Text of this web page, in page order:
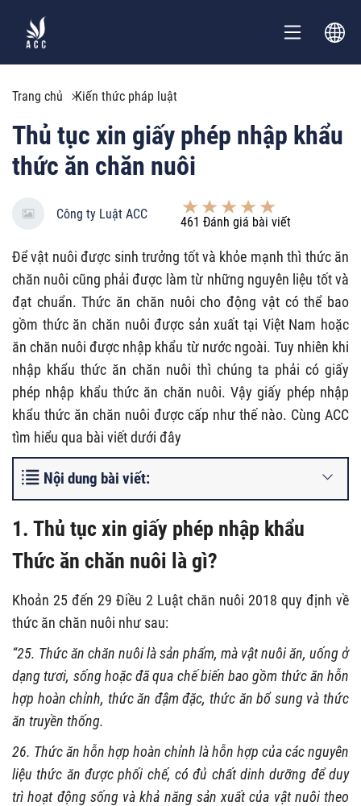
Trang chủ Kiến thức pháp luật
Thủ tục xin giấy phép nhập khẩu
thức ăn chăn nuôi
Công ty Luật ACC
461 Đánh giá bài viết
Để vật nuôi được sinh trưởng tốt và khỏe mạnh thì thức ăn
chăn nuôi cũng phải được làm từ những nguyên liệu tốt và
đạt chuẩn. Thức ăn chăn nuôi cho động vật có thể bao
gồm thức ăn chăn nuôi được sản xuất tại Việt Nam hoặc
ăn chăn nuôi được nhập khẩu từ nước ngoài. Tuy nhiên khi
nhập khẩu thức ăn chăn nuôi thì chúng ta phải có giấy
phép nhập khẩu thức ăn chăn nuôi. Vậy giấy phép nhập
khẩu thức ăn chăn nuôi được cấp như thế nào. Cùng ACC
tìm hiểu qua bài viết dưới đây
Nội dung bài viết:
1. Thủ tục xin giấy phép nhập khẩu
Thức ăn chăn nuôi là gì?
Khoản 25 đến 29 Điều 2 Luật chăn nuôi 2018 quy định về
thức ăn chăn nuôi như sau:
“25. Thức ăn chăn nuôi là sản phẩm, mà vật nuôi ăn, uống ở
dạng tươi, sống hoặc đã qua chế biến bao gồm thức ăn hỗn
hợp hoàn chỉnh, thức ăn đậm đặc, thức ăn bổ sung và thức
ăn truyền thống.
26. Thức ăn hỗn hợp hoàn chỉnh là hỗn hợp của các nguyên
liệu thức ăn được phối chế, có đủ chất dinh dưỡng để duy
trì hoạt động sống và khả năng sản xuất của vật nuôi theo